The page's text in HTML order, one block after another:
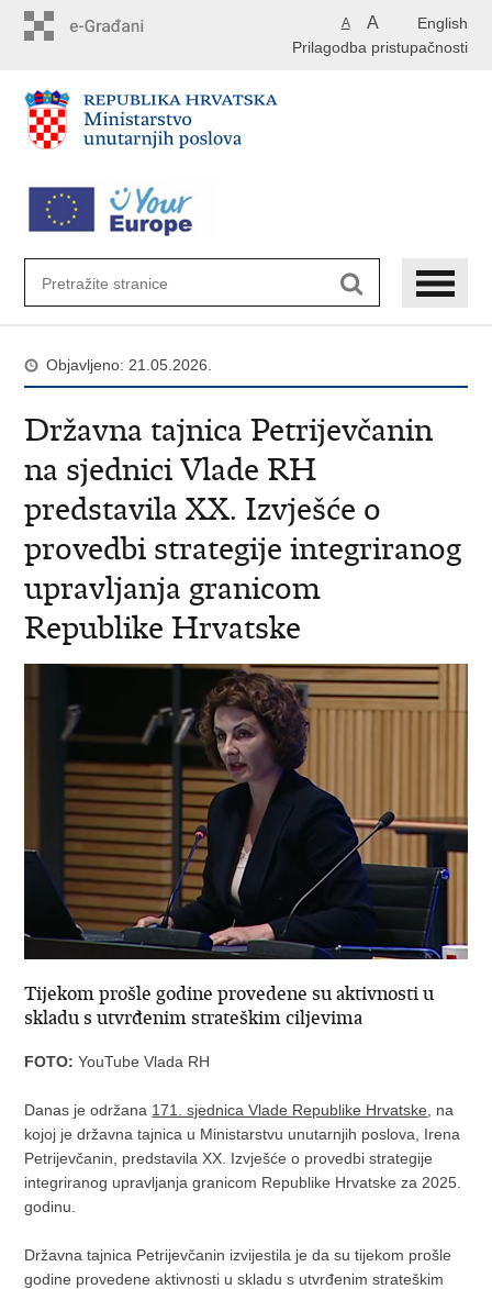
English
A A
Prilagodba pristupačnosti
Objavljeno: 21.05.2026.
Državna tajnica Petrijevčanin
na sjednici Vlade RH
predstavila XX. Izvješće o
provedbi strategije integriranog
upravljanja granicom
Republike Hrvatske
Tijekom prošle godine provedene su aktivnosti u
skladu s utvrđenim strateškim ciljevima
FOTO:YouTube Vlada RH
Danas je održana 171. sjednica Vlade Republike Hrvatske , na
kojoj je državna tajnica u Ministarstvu unutarnjih poslova, Irena
Petrijevčanin, predstavila XX. Izvješće o provedbi strategije
integriranog upravljanja granicom Republike Hrvatske za 2025.
godinu.
Državna tajnica Petrijevčanin izvijestila je da su tijekom prošle
godine provedene aktivnosti u skladu s utvrđenim strateškim